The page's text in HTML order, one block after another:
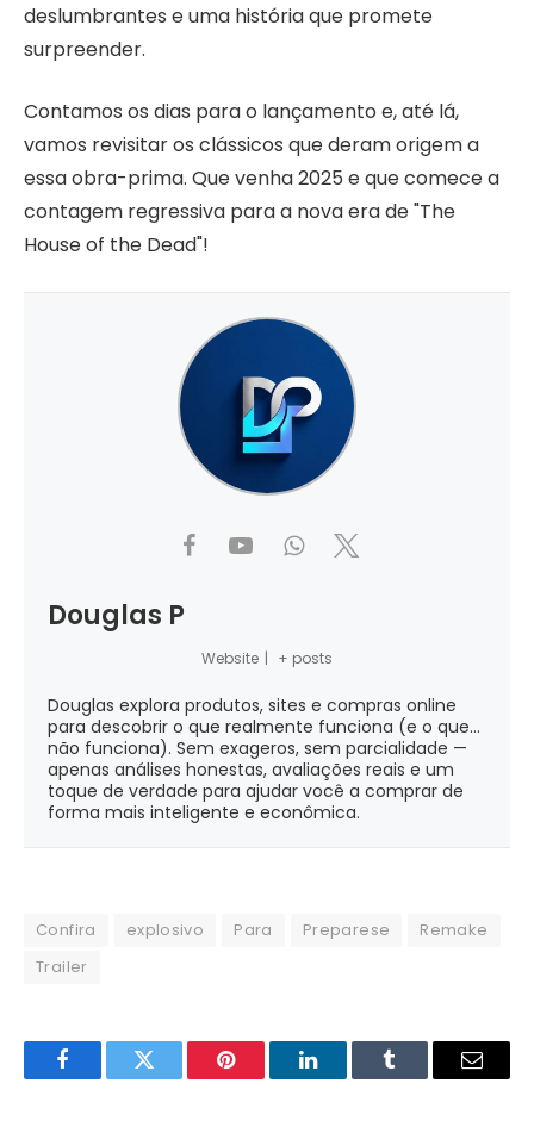
deslumbrantes e uma história que promete
surpreender.
Contamos os dias para o lançamento e, até lá,
vamos revisitar os clássicos que deram origem a
essa obra-prima. Que venha 2025 e que comece a
contagem regressiva para a nova era de "The
House of the Dead"!
Douglas P
Website | + posts
Douglas explora produtos, sites e compras online
para descobrir o que realmente funciona (e o que...
não funciona). Sem exageros, sem parcialidade —
apenas análises honestas, avaliações reais e um
toque de verdade para ajudar você a comprar de
forma mais inteligente e econômica.
Confira explosivo Para Preparese
Remake
Trailer
FacebookTwitter Pinterest LinkedInTumblr Email